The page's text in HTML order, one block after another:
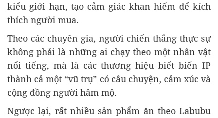
kiểu giới hạn, tạo cảm giác khan hiếm để kích
thích người mua.
Theo các chuyên gia, người chiến thắng thực sự
không phải là những ai chạy theo một nhân vật
nổi tiếng, mà là các thương hiệu biết biến IP
thành cả một “vũ trụ” có câu chuyện, cảm xúc và
cộng đồng người hâm mộ.
Ngược lại, rất nhiều sản phẩm ăn theo Labubu